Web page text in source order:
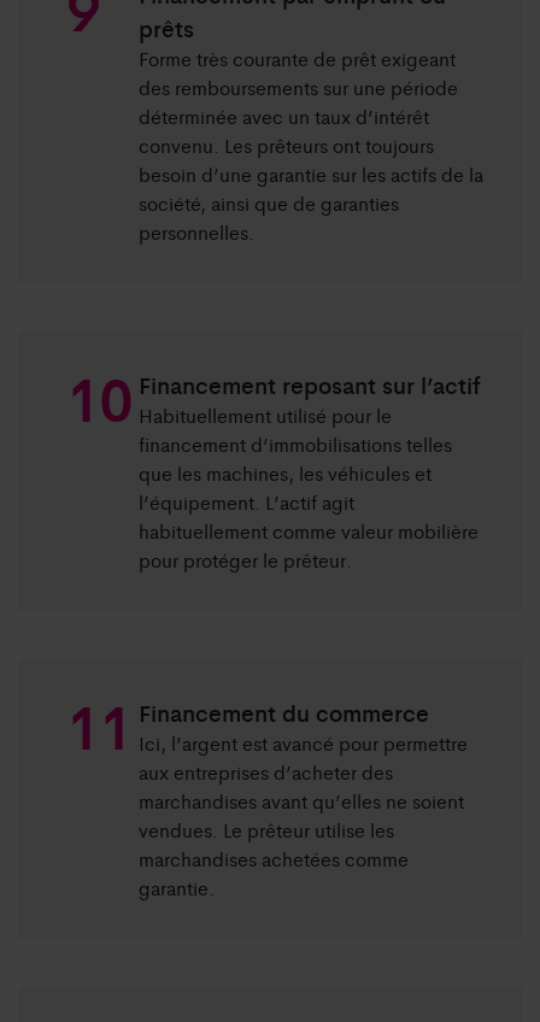
prêts
Forme très courante de prêt exigeant
des remboursements sur une période
déterminée avec un taux d’intérêt
convenu. Les prêteurs ont toujours
besoin d’une garantie sur les actifs de la
société, ainsi que de garanties
personnelles.
Financement reposant sur l’actif
Habituellement utilisé pour le
financement d’immobilisations telles
que les machines, les véhicules et
l’équipement. L’actif agit
habituellement comme valeur mobilière
pour protéger le prêteur.
Financement du commerce
Ici, l’argent est avancé pour permettre
aux entreprises d’acheter des
marchandises avant qu’elles ne soient
vendues. Le prêteur utilise les
marchandises achetées comme
garantie.